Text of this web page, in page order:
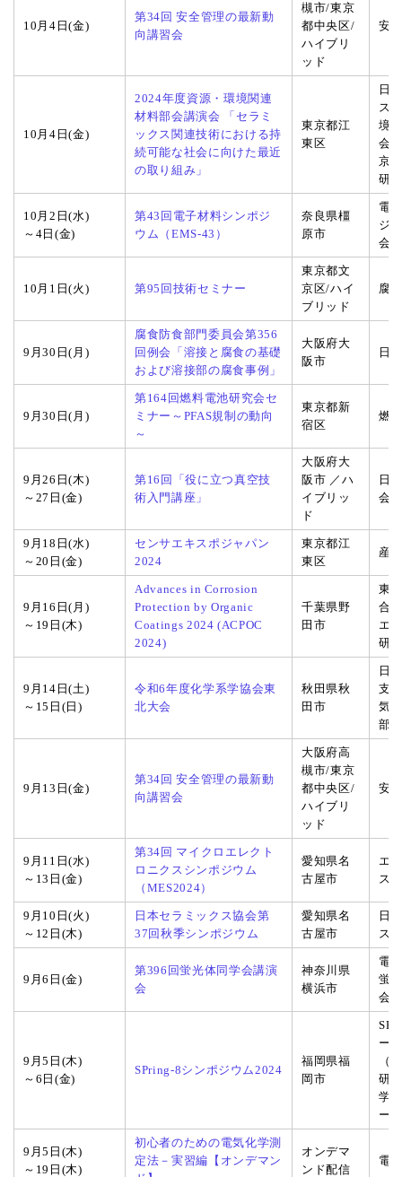
10月4日(金)
第34回 安全管理の最新動
向講習会
槻市/東京
都中央区/
ハイブリ
ッド
安
10月4日(金)
2024年度資源・環境関連
材料部会講演会 「セラミ
ックス関連技術における持
続可能な社会に向けた最近
の取り組み」
東京都江
東区
日
ス
境
会
京
研
10月2日(水)
～4日(金)
第43回電子材料シンポジ
ウム（EMS-43）
奈良県橿
原市
電
ジ
会
10月1日(火) 第95回技術セミナー
東京都文
京区/ハイ
ブリッド
腐
9月30日(月)
腐食防食部門委員会第356
回例会「溶接と腐食の基礎
および溶接部の腐食事例」
大阪府大
阪市
日
9月30日(月)
第164回燃料電池研究会セ
ミナー～PFAS規制の動向
～
東京都新
宿区
燃
9月26日(木)
～27日(金)
第16回「役に立つ真空技
術入門講座」
大阪府大
阪市 ／ハ
イブリッ
ド
日
会
9月18日(水)
～20日(金)
センサエキスポジャパン
2024
東京都江
東区
産
9月16日(月)
～19日(木)
Advances in Corrosion
Protection by Organic
Coatings 2024 (ACPOC
2024)
千葉県野
田市
東
合
エ
研
9月14日(土)
～15日(日)
令和6年度化学系学協会東
北大会
秋田県秋
田市
日
支
気
部
9月13日(金)
第34回 安全管理の最新動
向講習会
大阪府高
槻市/東京
都中央区/
ハイブリ
ッド
安
9月11日(水)
～13日(金)
第34回 マイクロエレクト
ロニクスシンポジウム
（MES2024）
愛知県名
古屋市
エ
ス
9月10日(火)
～12日(木)
日本セラミックス協会第
37回秋季シンポジウム
愛知県名
古屋市
日
ス
9月6日(金)
第396回蛍光体同学会講演
会
神奈川県
横浜市
電
蛍
会
9月5日(木)
～6日(金)
SPring-8シンポジウム2024
福岡県福
岡市
ー
（
研
学
ー
9月5日(木)
～19日(木)
初心者のための電気化学測
定法－実習編【オンデマン
オンデマ
ンド配信
電